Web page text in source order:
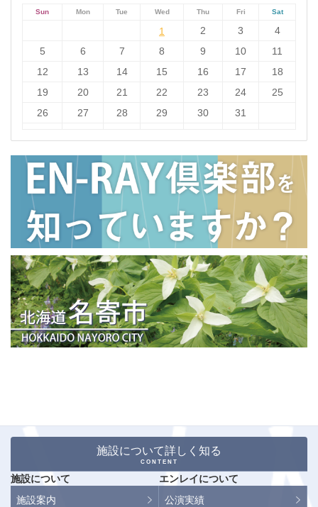
Sun Mon Tue Wed Thu Fri Sat
11 2 3
4
5
6 7 8 9 10
11
12
13 14 15 16 17
18
19
20 21 22 23 24
25
26
27 28 29 30 31
施設について詳しく知る
CONTENT
施設について
施設案内
エンレイについて
公演実績